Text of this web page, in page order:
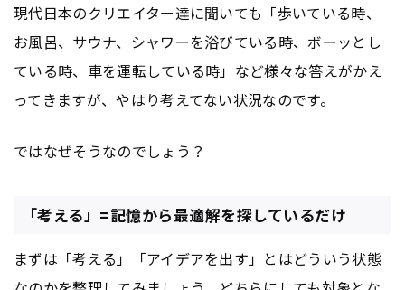
現代日本のクリエイター達に聞いても「歩いている時、
お風呂、サウナ、シャワーを浴びている時、ボーッとし
ている時、車を運転している時」など様々な答えがかえ
ってきますが、やはり考えてない状況なのです。
ではなぜそうなのでしょう？
「考える」=記憶から最適解を探しているだけ
まずは「考える」「アイデアを出す」とはどういう状態